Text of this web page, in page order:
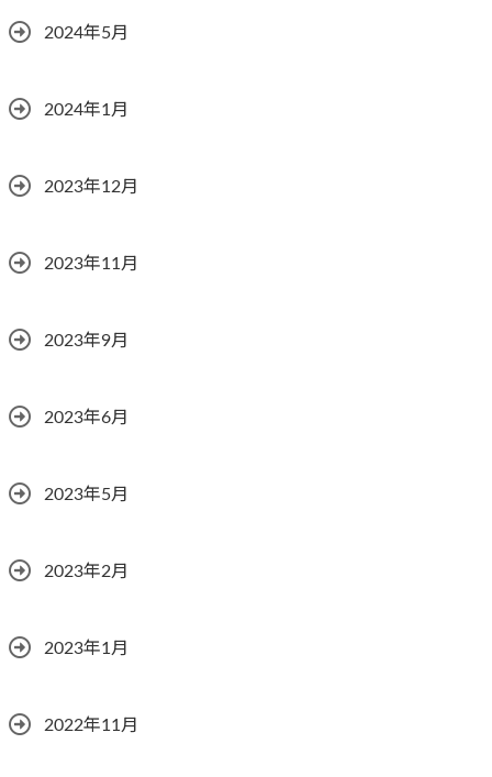
2024年5月
2024年1月
2023年12月
2023年11月
2023年9月
2023年6月
2023年5月
2023年2月
2023年1月
2022年11月